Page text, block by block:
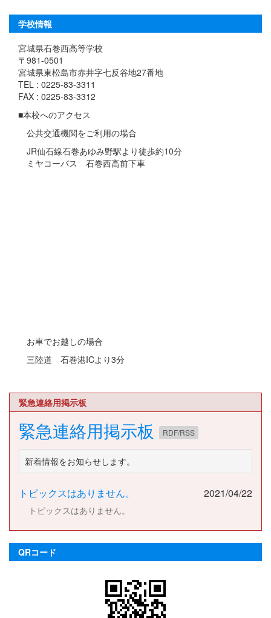
学校情報
宮城県石巻西高等学校
〒981-0501
宮城県東松島市赤井字七反谷地27番地
TEL : 0225-83-3311
FAX : 0225-83-3312
■本校へのアクセス
公共交通機関をご利用の場合
JR仙石線石巻あゆみ野駅より徒歩約10分
ミヤコーバス 石巻西高前下車
お車でお越しの場合
三陸道 石巻港ICより3分
緊急連絡用掲示板
緊急連絡用掲示板 RDF/RSS
新着情報をお知らせします。
トピックスはありません。 2021/04/22
トピックスはありません。
QRコード